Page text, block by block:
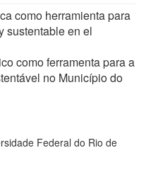
como herramienta para
sustentable en el
como ferramenta para a
no Município do
Federal do Rio de